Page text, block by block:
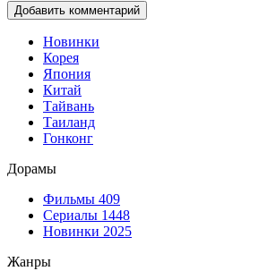
Добавить комментарий
Новинки
Корея
Япония
Китай
Тайвань
Таиланд
Гонконг
Дорамы
Фильмы 409
Сериалы 1448
Новинки 2025
Жанры